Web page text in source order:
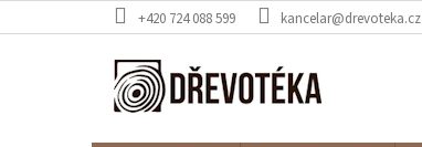
na
+420 724 088 599 kancelar@drevoteka.cz